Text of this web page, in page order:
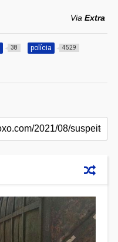
ViaExtra
38 polícia 4529